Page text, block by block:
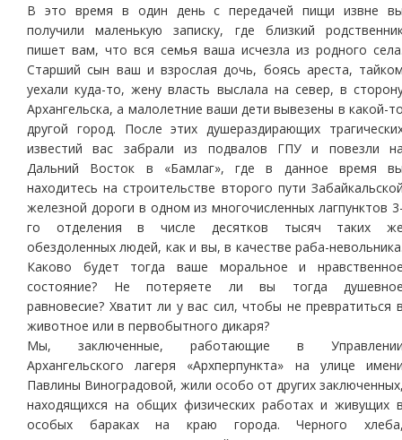
В это время в один день с передачей пищи извне
получили маленькую записку, где близкий
пишет вам, что вся семья ваша исчезла из родного
Старший сын ваш и взрослая дочь, боясь ареста,
уехали куда-то, жену власть выслала на север, в
Архангельска, а малолетние ваши дети вывезены в какой-
другой город. После этих душераздирающих
известий вас забрали из подвалов ГПУ и повезли
Дальний Восток в «Бамлаг», где в данное время
находитесь на строительстве второго пути
железной дороги в одном из многочисленных лагпунктов
го отделения в числе десятков тысяч таких
обездоленных людей, как и вы, в качестве раба-
Каково будет тогда ваше моральное и
состояние? Не потеряете ли вы тогда
равновесие? Хватит ли у вас сил, чтобы не превратиться
животное или в первобытного дикаря?
Мы, заключенные, работающие в
Архангельского лагеря «Архперпункта» на улице
Павлины Виноградовой, жили особо от других
находящихся на общих физических работах и живущих
особых бараках на краю города. Черного